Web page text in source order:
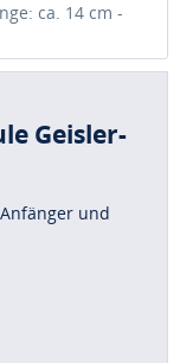
ca. 14 cm -
Geisler-
und